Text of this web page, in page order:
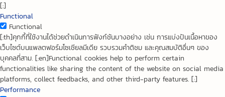
[:]
Functional
Functional
[:th]คุกกี้ที่ใช้งานได้ช่วยดำเนินการฟังก์ชันบางอย่าง เช่น การแบ่งปันเนื้อหาของ
เว็บไซต์บนแพลตฟอร์มโซเชียลมีเดีย รวบรวมคำติชม และคุณสมบัติอื่นๆ ของ
บุคคลที่สาม. [:en]Functional cookies help to perform certain
functionalities like sharing the content of the website on social media
platforms, collect feedbacks, and other third-party features. [:]
Performance